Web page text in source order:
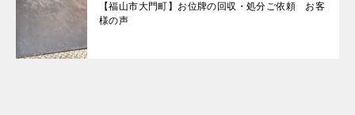
【福山市大門町】お位牌の回収・処分ご依頼 お客
様の声